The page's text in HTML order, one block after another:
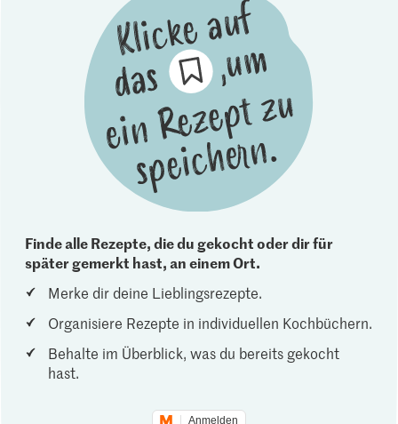
Finde alle Rezepte, die du gekocht oder dir für
später gemerkt hast, an einem Ort.
Merke dir deine Lieblingsrezepte.
Organisiere Rezepte in individuellen Kochbüchern.
Behalte im Überblick, was du bereits gekocht
hast.
Anmelden